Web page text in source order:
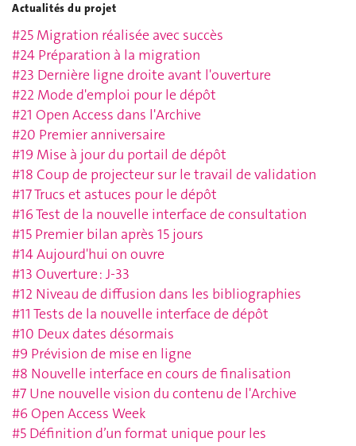
Actualités du projet
#25 Migration réalisée avec succès
#24 Préparation à la migration
#23 Dernière ligne droite avant l'ouverture
#22 Mode d'emploi pour le dépôt
#21 Open Access dans l'Archive
#20 Premier anniversaire
#19 Mise à jour du portail de dépôt
#18 Coup de projecteur sur le travail de validation
#17 Trucs et astuces pour le dépôt
#16 Test de la nouvelle interface de consultation
#15 Premier bilan après 15 jours
#14 Aujourd'hui on ouvre
#13 Ouverture : J-33
#12 Niveau de diffusion dans les bibliographies
#11 Tests de la nouvelle interface de dépôt
#10 Deux dates désormais
#9 Prévision de mise en ligne
#8 Nouvelle interface en cours de finalisation
#7 Une nouvelle vision du contenu de l'Archive
#6 Open Access Week
#5 Définition d’un format unique pour les